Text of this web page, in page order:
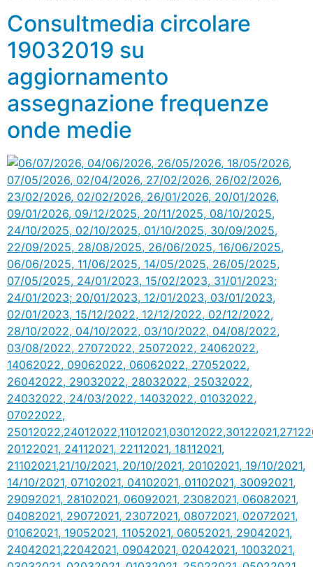
Consultmedia circolare
19032019 su
aggiornamento
assegnazione frequenze
onde medie